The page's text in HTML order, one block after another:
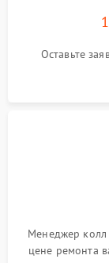
Оставьте
Менеджер колл
цене ремонта